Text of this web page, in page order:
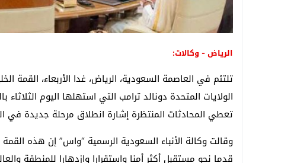
الرياض - وكالات:
تلتئم في العاصمة السعودية، الرياض، غدا الأربعاء، القمة
الولايات المتحدة دونالد ترامب التي استهلها اليوم
تعطي المحادثات المنتظرة إشارة انطلاق مرحلة جديدة في
وقالت وكالة الأنباء السعودية الرسمية “واس” إن هذه
قدما نحو مستقبل أكثر أمنا واستقرارا وازدهارا للمنطقة